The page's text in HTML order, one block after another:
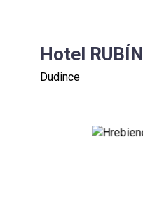
Hotel RUBÍN
Dudince